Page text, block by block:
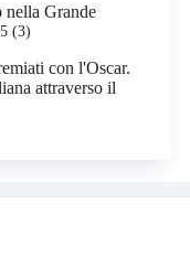
Grande
5 (3)
con l'Oscar.
attraverso il